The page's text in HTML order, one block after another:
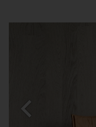
chevron_left